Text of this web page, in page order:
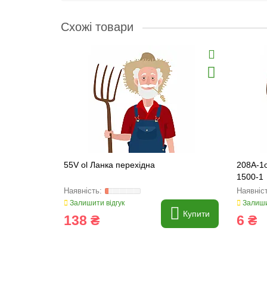
Схожі товари
55V ol Ланка перехідна
Залишити відгук
138 ₴ Купити
208A-
1500-1
6 ₴